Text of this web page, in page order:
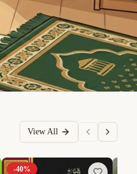
View All
-40%